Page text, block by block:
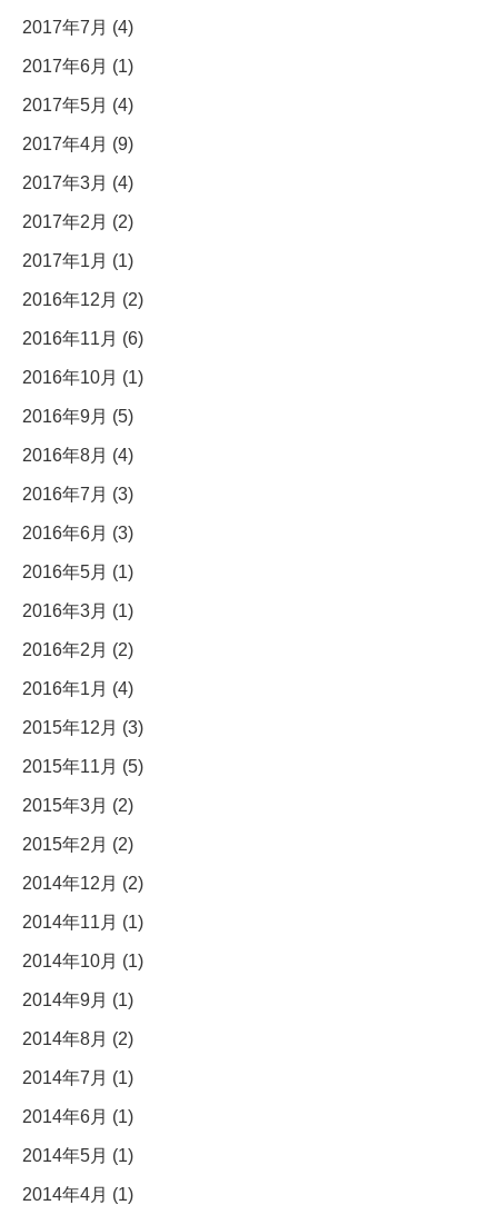
2017年7月 (4)
2017年6月 (1)
2017年5月 (4)
2017年4月 (9)
2017年3月 (4)
2017年2月 (2)
2017年1月 (1)
2016年12月 (2)
2016年11月 (6)
2016年10月 (1)
2016年9月 (5)
2016年8月 (4)
2016年7月 (3)
2016年6月 (3)
2016年5月 (1)
2016年3月 (1)
2016年2月 (2)
2016年1月 (4)
2015年12月 (3)
2015年11月 (5)
2015年3月 (2)
2015年2月 (2)
2014年12月 (2)
2014年11月 (1)
2014年10月 (1)
2014年9月 (1)
2014年8月 (2)
2014年7月 (1)
2014年6月 (1)
2014年5月 (1)
2014年4月 (1)